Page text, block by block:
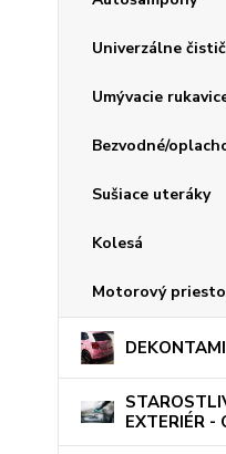
Univerzálne
Umývacie
Bezvodné/
Sušiace uteráky
Kolesá
Motorový
EXTERIÉR -